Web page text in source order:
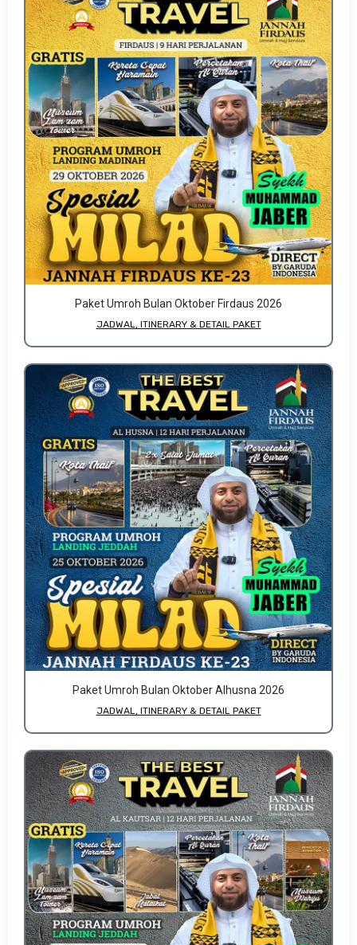
Paket Umroh Bulan Oktober Firdaus 2026
JADWAL, ITINERARY & DETAIL PAKET
Paket Umroh Bulan Oktober Alhusna 2026
JADWAL, ITINERARY & DETAIL PAKET